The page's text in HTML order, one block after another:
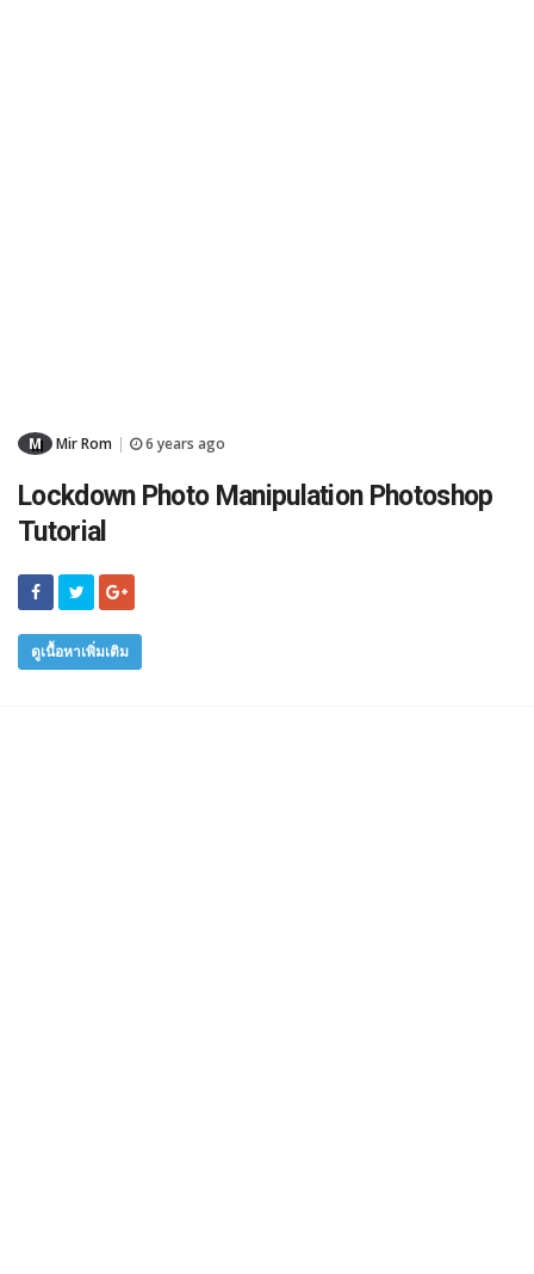
M Mir Rom 6 years ago
Lockdown Photo Manipulation Photoshop
Tutorial
ดูเนื้อหาเพิ่มเติม